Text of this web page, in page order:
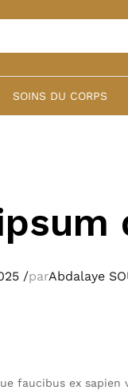
SOINS DU CORPS
/parAbdalaye
faucibus ex